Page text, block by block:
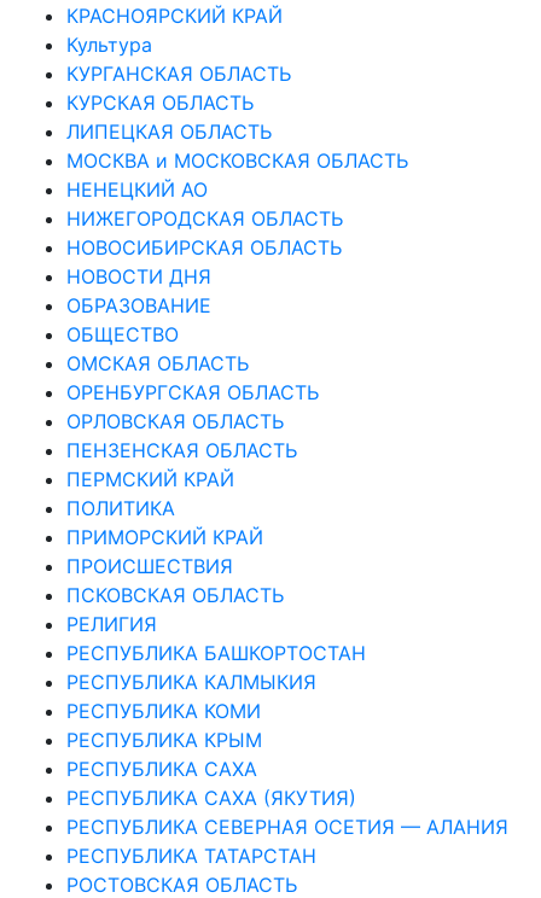
КРАСНОЯРСКИЙ КРАЙ
Культура
КУРГАНСКАЯ ОБЛАСТЬ
КУРСКАЯ ОБЛАСТЬ
ЛИПЕЦКАЯ ОБЛАСТЬ
МОСКВА и МОСКОВСКАЯ ОБЛАСТЬ
НЕНЕЦКИЙ АО
НИЖЕГОРОДСКАЯ ОБЛАСТЬ
НОВОСИБИРСКАЯ ОБЛАСТЬ
НОВОСТИ ДНЯ
ОБРАЗОВАНИЕ
ОБЩЕСТВО
ОМСКАЯ ОБЛАСТЬ
ОРЕНБУРГСКАЯ ОБЛАСТЬ
ОРЛОВСКАЯ ОБЛАСТЬ
ПЕНЗЕНСКАЯ ОБЛАСТЬ
ПЕРМСКИЙ КРАЙ
ПОЛИТИКА
ПРИМОРСКИЙ КРАЙ
ПРОИСШЕСТВИЯ
ПСКОВСКАЯ ОБЛАСТЬ
РЕЛИГИЯ
РЕСПУБЛИКА БАШКОРТОСТАН
РЕСПУБЛИКА КАЛМЫКИЯ
РЕСПУБЛИКА КОМИ
РЕСПУБЛИКА КРЫМ
РЕСПУБЛИКА САХА
РЕСПУБЛИКА САХА (ЯКУТИЯ)
РЕСПУБЛИКА СЕВЕРНАЯ ОСЕТИЯ — АЛАНИЯ
РЕСПУБЛИКА ТАТАРСТАН
РОСТОВСКАЯ ОБЛАСТЬ